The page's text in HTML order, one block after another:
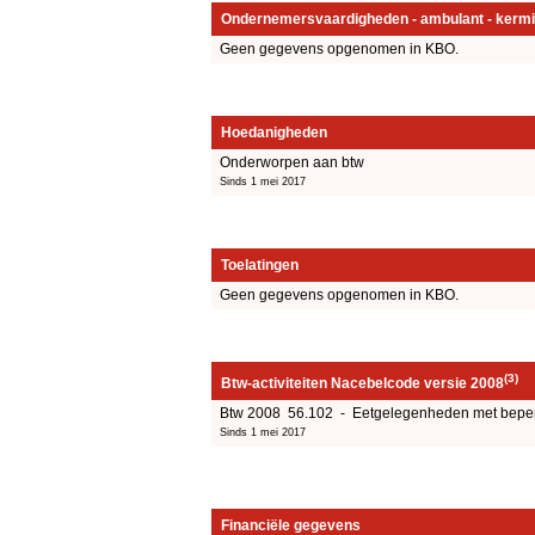
Ondernemersvaardigheden - ambulant -
Geen gegevens opgenomen in KBO.
Hoedanigheden
Onderworpen aan btw
Sinds 1 mei 2017
Toelatingen
Geen gegevens opgenomen in KBO.
Btw-activiteiten Nacebelcode versie 2008(3)
Btw 2008 56.102 - Eetgelegenheden met
Sinds 1 mei 2017
Financiële gegevens